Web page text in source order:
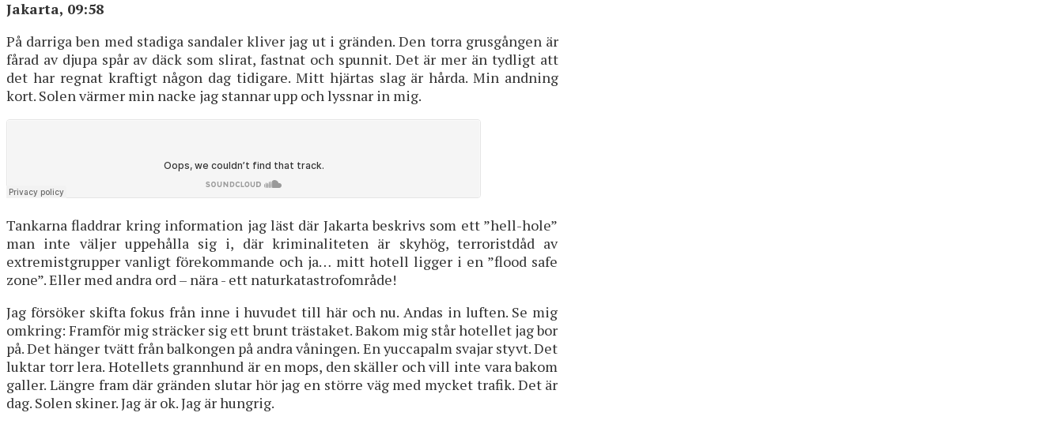
Jakarta, 09:58
På darriga ben med stadiga sandaler kliver jag ut i gränden. Den torra grusgången är
fårad av djupa spår av däck som slirat, fastnat och spunnit. Det är mer än tydligt att
det har regnat kraftigt någon dag tidigare. Mitt hjärtas slag är hårda. Min andning
kort. Solen värmer min nacke jag stannar upp och lyssnar in mig.
Tankarna fladdrar kring information jag läst där Jakarta beskrivs som ett ”hell-hole”
man inte väljer uppehålla sig i, där kriminaliteten är skyhög, terroristdåd av
extremistgrupper vanligt förekommande och ja… mitt hotell ligger i en ”flood safe
zone”. Eller med andra ord – nära - ett naturkatastrofområde!
Jag försöker skifta fokus från inne i huvudet till här och nu. Andas in luften. Se mig
omkring: Framför mig sträcker sig ett brunt trästaket. Bakom mig står hotellet jag bor
på. Det hänger tvätt från balkongen på andra våningen. En yuccapalm svajar styvt. Det
luktar torr lera. Hotellets grannhund är en mops, den skäller och vill inte vara bakom
galler. Längre fram där gränden slutar hör jag en större väg med mycket trafik. Det är
dag. Solen skiner. Jag är ok. Jag är hungrig.